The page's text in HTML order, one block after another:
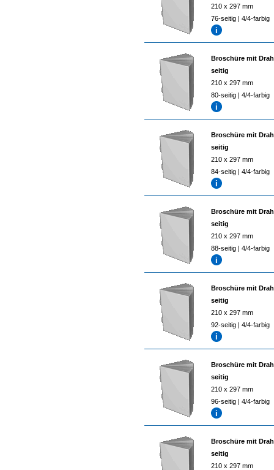
210 x 297 mm
76-seitig | 4/4-farbig
Broschüre mit
seitig
210 x 297 mm
80-seitig | 4/4-farbig
Broschüre mit
seitig
210 x 297 mm
84-seitig | 4/4-farbig
Broschüre mit
seitig
210 x 297 mm
88-seitig | 4/4-farbig
Broschüre mit
seitig
210 x 297 mm
92-seitig | 4/4-farbig
Broschüre mit
seitig
210 x 297 mm
96-seitig | 4/4-farbig
Broschüre mit
seitig
210 x 297 mm